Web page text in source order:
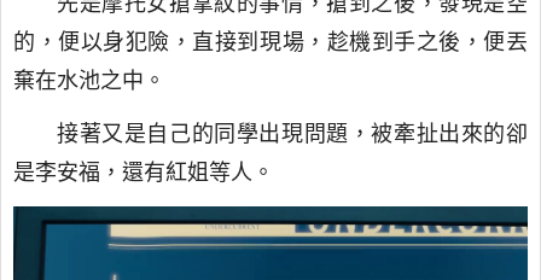
的，便以身犯險，直接到現場，趁機到手之後，便丟
棄在水池之中。
接著又是自己的同學出現問題，被牽扯出來的卻
是李安福，還有紅姐等人。